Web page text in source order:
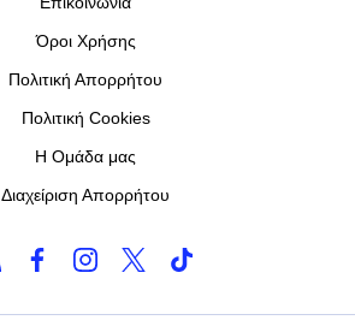
Όροι Χρήσης
Πολιτική Απορρήτου
Πολιτική Cookies
Η Ομάδα μας
Διαχείριση Απορρήτου